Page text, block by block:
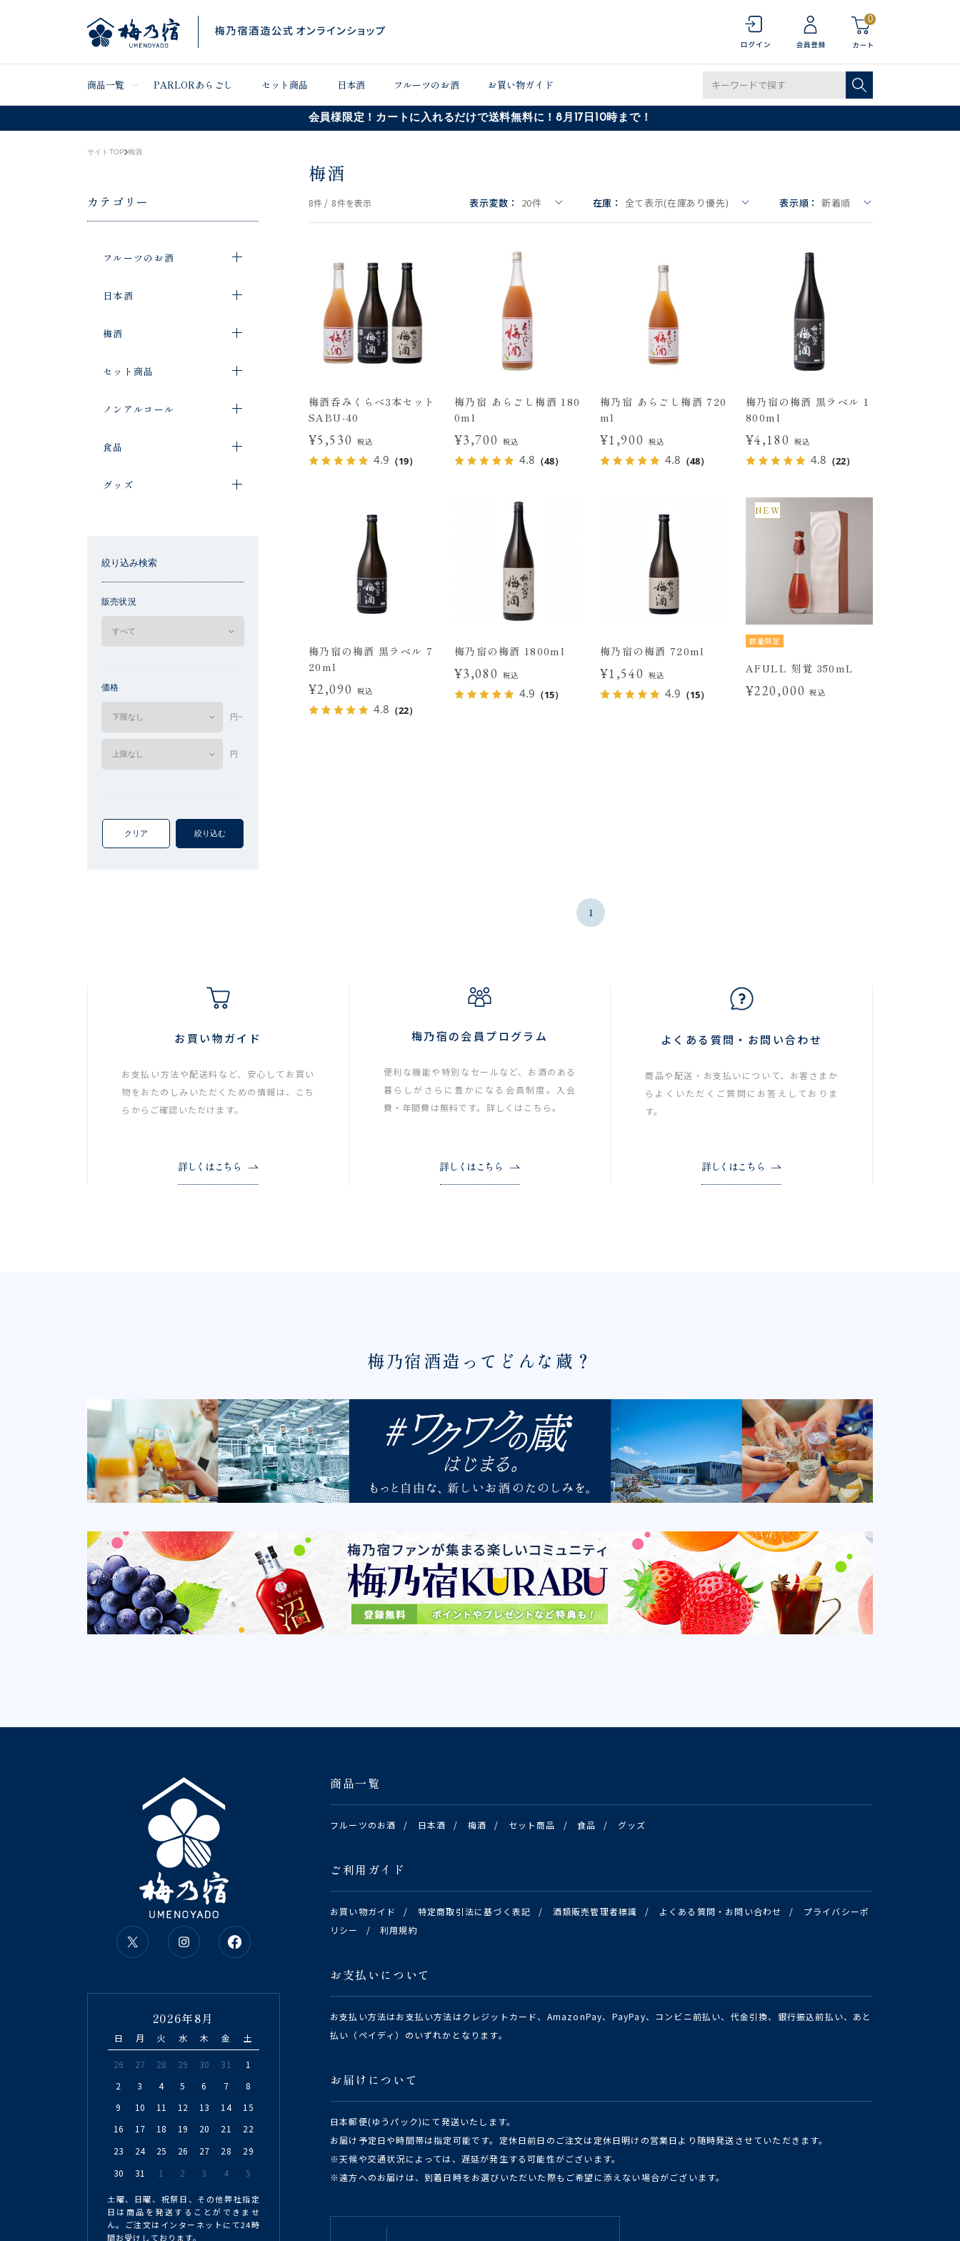
0
商品一覧 PARLORあらごし セット商品 日本酒 フルーツのお酒 お買い物ガイド
会員様限定！カートに入れるだけで送料無料に！8月17日10時まで！
サイトTOP 梅酒
カテゴリー
フルーツのお酒
日本酒
梅酒
セット商品
ノンアルコール
食品
グッズ
絞り込み検索
販売状況
価格
円~
円
クリア 絞り込む
梅酒
8件 / 8件を表示 表示変数： 20件 在庫： 全て表示(在庫あり優先) 表示順： 新着順
梅酒呑みくらべ3本セット
SABU-40
¥5,530 税込
4.9 （19）
梅乃宿 あらごし梅酒 180
0ml
¥3,700 税込
4.8 （48）
梅乃宿 あらごし梅酒 720
ml
¥1,900 税込
4.8 （48）
梅乃宿の梅酒 黒ラベル 1
800ml
¥4,180 税込
4.8 （22）
梅乃宿の梅酒 黒ラベル 7
20ml
¥2,090 税込
4.8 （22）
梅乃宿の梅酒 1800ml
¥3,080 税込
4.9 （15）
梅乃宿の梅酒 720ml
¥1,540 税込
4.9 （15）
NEW
数量限定
AFULL 刻覚 350mL
¥220,000税込
1
お買い物ガイド
お支払い方法や配送料など、安心してお買い
物をおたのしみいただくための情報は、こち
らからご確認いただけます。
詳しくはこちら
梅乃宿の会員プログラム
便利な機能や特別なセールなど、お酒のある
暮らしがさらに豊かになる会員制度。入会
費・年間費は無料です。詳しくはこちら。
詳しくはこちら
よくある質問・お問い合わせ
商品や配送・お支払いについて、お客さまか
らよくいただくご質問にお答えしておりま
す。
詳しくはこちら
梅乃宿酒造ってどんな蔵？
商品一覧
フルーツのお酒 / 日本酒 / 梅酒 / セット商品 / 食品 / グッズ
ご利用ガイド
お買い物ガイド / 特定商取引法に基づく表記 / 酒類販売管理者標識 / よくある質問・お問い合わせ /
プライバシーポ
リシー
/ 利用規約
お支払いについて
お支払い方法はお支払い方法はクレジットカード、AmazonPay、PayPay、コンビニ前払い、代金引換、銀行振込前払い、あと
払い（ペイディ）のいずれかとなります。
お届けについて
日本郵便(ゆうパック)にて発送いたします。
お届け予定日や時間帯は指定可能です。定休日前日のご注文は定休日明けの営業日より随時発送させていただきます。
※天候や交通状況によっては、遅延が発生する可能性がございます。
※遠方へのお届けは、到着日時をお選びいただいた際もご希望に添えない場合がございます。
2026年8月
日 月 火 水 木 金 土
26 27 28 29 30 31
1
2
3 4 5 6 7
8
9
10 11 12 13 14
15
16
17 18 19 20 21
22
23
24 25 26 27 28
29
30
31 1 2 3 4 5
土曜、日曜、祝祭日、その他弊社指定
日は商品を発送することができませ
ん。ご注文はインターネットにて24時
間お受けしております。